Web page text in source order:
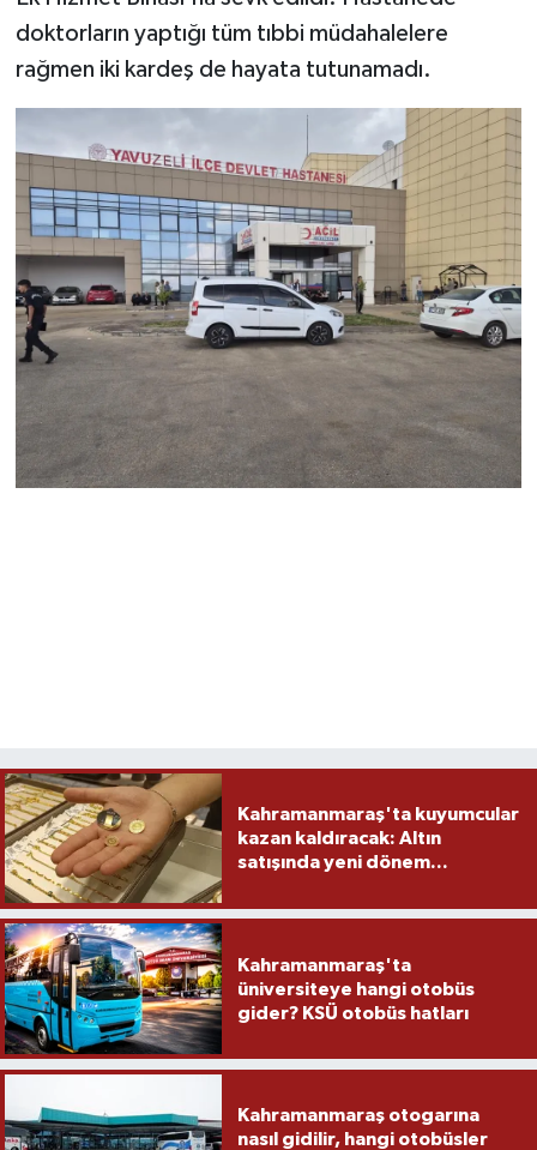
doktorların yaptığı tüm tıbbi müdahalelere
rağmen iki kardeş de hayata tutunamadı.
Kahramanmaraş'ta kuyumcular
kazan kaldıracak: Altın
satışında yeni dönem...
Kahramanmaraş'ta
üniversiteye hangi otobüs
gider? KSÜ otobüs hatları
Kahramanmaraş otogarına
nasıl gidilir, hangi otobüsler